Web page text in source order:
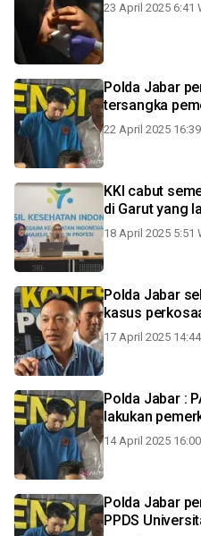
23 April 2025 6:41
Polda Jabar
tersangka
22 April 2025
KKI cabut
di Garut yang
18 April 2025 5:51
Polda Jabar
kasus
17 April 2025
Polda Jabar :
lakukan
14 April 2025
Polda Jabar
PPDS